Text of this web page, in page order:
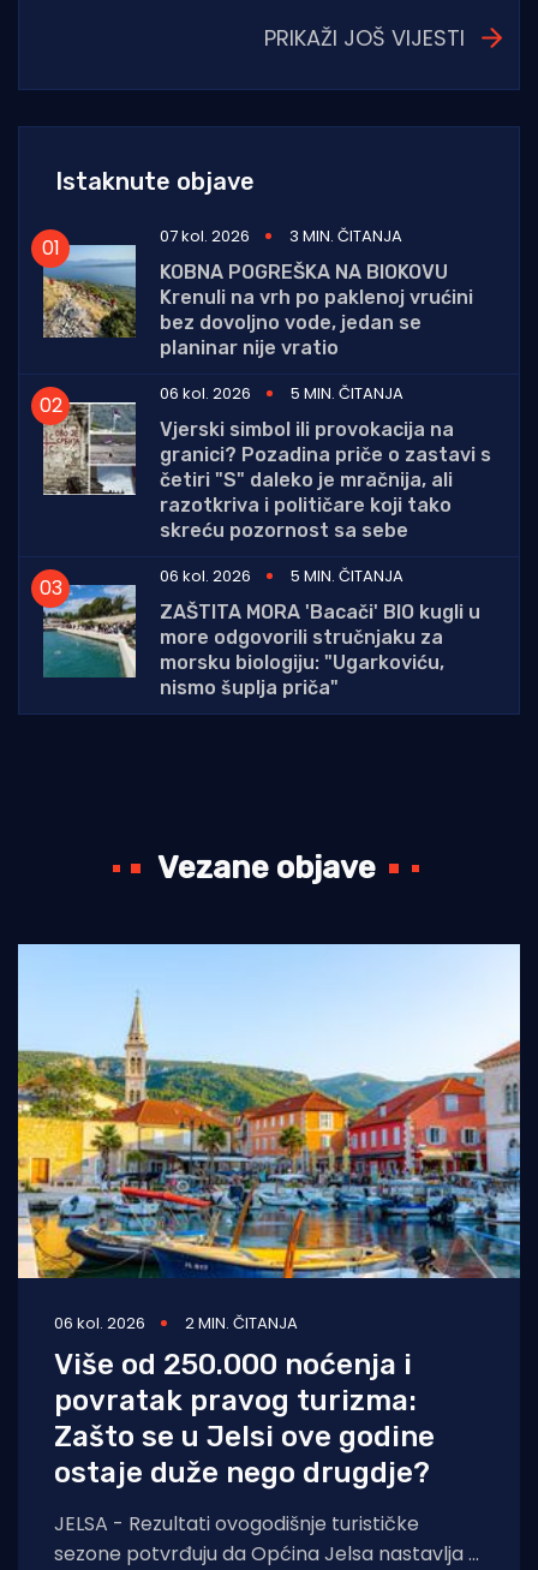
PRIKAŽI JOŠ VIJESTI
Istaknute objave
07 kol. 2026
3 MIN. ČITANJA
KOBNA POGREŠKA NA BIOKOVU
Krenuli na vrh po paklenoj vrućini
bez dovoljno vode, jedan se
planinar nije vratio
06 kol. 2026
5 MIN. ČITANJA
Vjerski simbol ili provokacija na
granici? Pozadina priče o zastavi s
četiri "S" daleko je mračnija, ali
razotkriva i političare koji tako
skreću pozornost sa sebe
06 kol. 2026
5 MIN. ČITANJA
ZAŠTITA MORA 'Bacači' BIO kugli u
more odgovorili stručnjaku za
morsku biologiju: "Ugarkoviću,
nismo šuplja priča"
Vezane objave
06 kol. 2026 2 MIN. ČITANJA
Više od 250.000 noćenja i
povratak pravog turizma:
Zašto se u Jelsi ove godine
ostaje duže nego drugdje?
JELSA - Rezultati ovogodišnje turističke
sezone potvrđuju da Općina Jelsa nastavlja u